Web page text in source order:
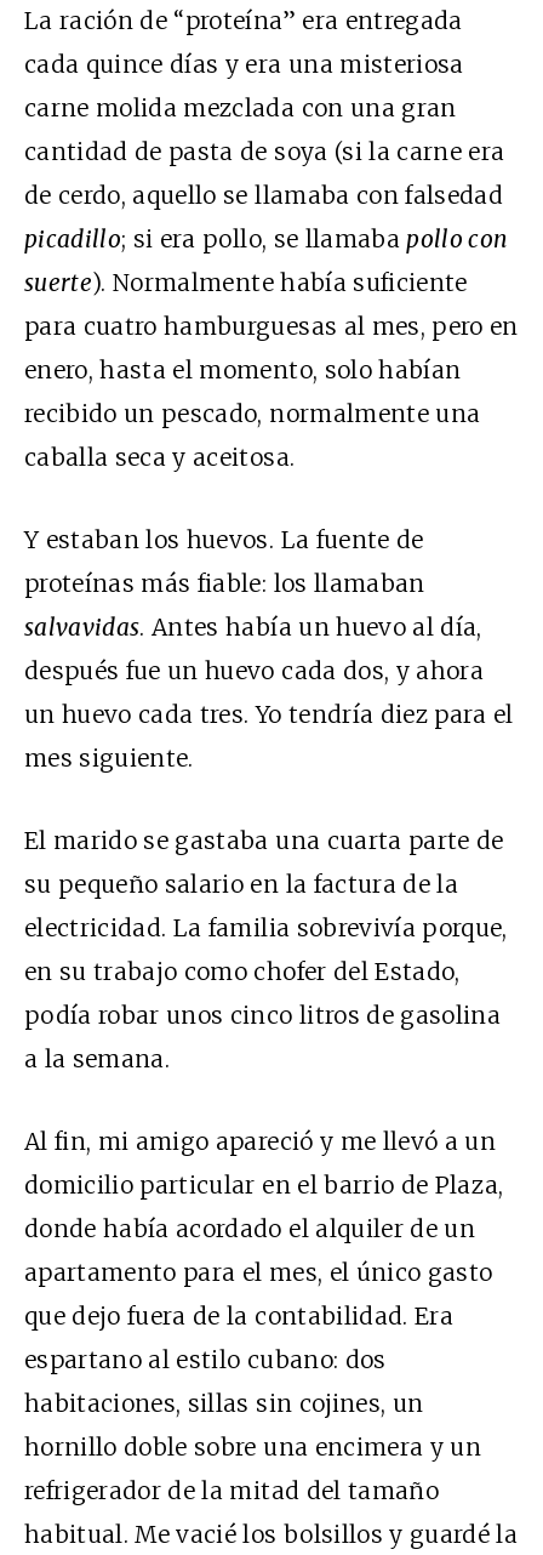
La ración de “proteína” era entregada
cada quince días y era una misteriosa
carne molida mezclada con una gran
cantidad de pasta de soya (si la carne era
de cerdo, aquello se llamaba con falsedad
picadillo; si era pollo, se llamaba pollo con
suerte). Normalmente había suficiente
para cuatro hamburguesas al mes, pero en
enero, hasta el momento, solo habían
recibido un pescado, normalmente una
caballa seca y aceitosa.
Y estaban los huevos. La fuente de
proteínas más fiable: los llamaban
salvavidas. Antes había un huevo al día,
después fue un huevo cada dos, y ahora
un huevo cada tres. Yo tendría diez para el
mes siguiente.
El marido se gastaba una cuarta parte de
su pequeño salario en la factura de la
electricidad. La familia sobrevivía porque,
en su trabajo como chofer del Estado,
podía robar unos cinco litros de gasolina
a la semana.
Al fin, mi amigo apareció y me llevó a un
domicilio particular en el barrio de Plaza,
donde había acordado el alquiler de un
apartamento para el mes, el único gasto
que dejo fuera de la contabilidad. Era
espartano al estilo cubano: dos
habitaciones, sillas sin cojines, un
hornillo doble sobre una encimera y un
refrigerador de la mitad del tamaño
habitual. Me vacié los bolsillos y guardé la